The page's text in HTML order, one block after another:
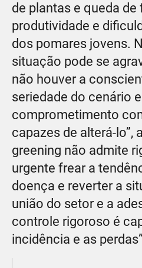
de plantas e que­da
produti­vidade e
dos pomares jovens.
situação pode se
não houver a
seriedade do cenário
comprometimento
capazes de alterá-lo”,
greening não admite
urgente frear a
doença e reverter a
união do setor e a
controle rigoroso é
incidência e as